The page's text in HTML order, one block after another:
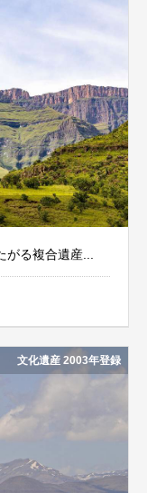
る複合遺産...
文化遺産 2003年登録